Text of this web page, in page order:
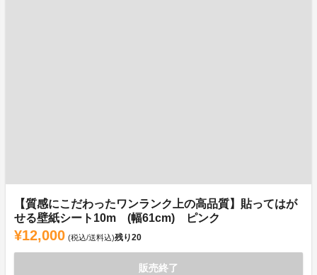
【質感にこだわったワンランク上の高品質】貼ってはが
せる壁紙シート10m (幅61cm) ピンク
¥12,000 (税込/送料込)残り20
販売終了